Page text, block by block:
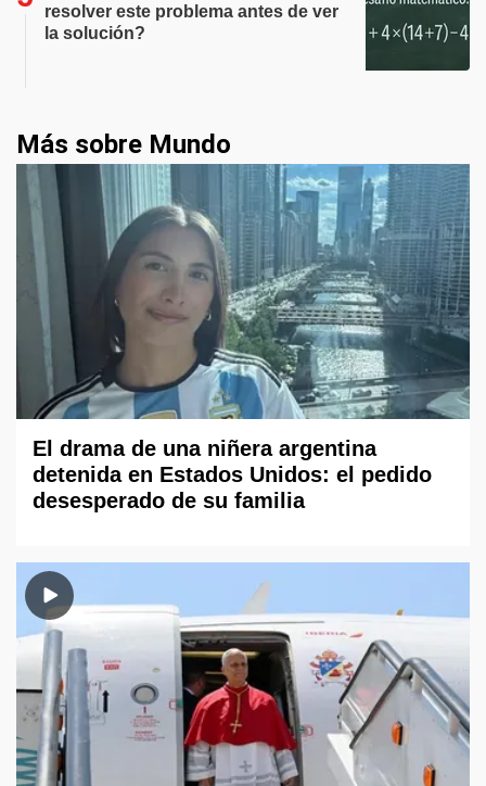
resolver este problema antes de ver
la solución?
Más sobre Mundo
El drama de una niñera argentina
detenida en Estados Unidos: el pedido
desesperado de su familia